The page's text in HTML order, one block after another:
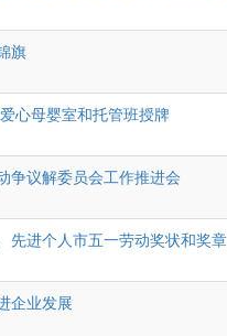
旗
心母婴室和托管班授牌
争议解委员会工作推进会
先进个人市五一劳动奖状和奖
企业发展